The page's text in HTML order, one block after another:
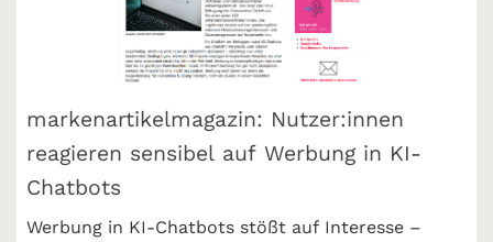
markenartikelmagazin: Nutzer:innen
reagieren sensibel auf Werbung in KI-
Chatbots
Werbung in KI-Chatbots stößt auf Interesse –